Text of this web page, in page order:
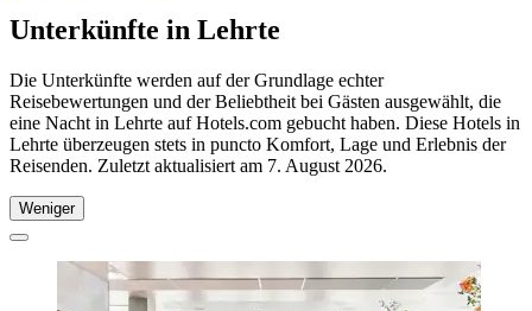
Unterkünfte in Lehrte
Die Unterkünfte werden auf der Grundlage echter
Reisebewertungen und der Beliebtheit bei Gästen ausgewählt, die
eine Nacht in Lehrte auf Hotels.com gebucht haben. Diese Hotels in
Lehrte überzeugen stets in puncto Komfort, Lage und Erlebnis der
Reisenden. Zuletzt aktualisiert am 7. August 2026.
Weniger